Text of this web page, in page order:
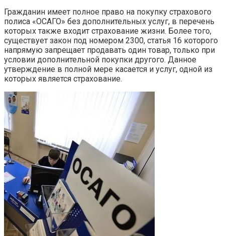
Гражданин имеет полное право на покупку страхового
полиса «ОСАГО» без дополнительных услуг, в перечень
которых также входит страхование жизни. Более того,
существует закон под номером 2300, статья 16 которого
напрямую запрещает продавать один товар, только при
условии дополнительной покупки другого. Данное
утверждение в полной мере касается и услуг, одной из
которых является страхование.